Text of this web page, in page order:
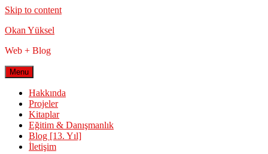
Skip to content
Okan Yüksel
Web + Blog
Menu
Hakkında
Projeler
Kitaplar
Eğitim & Danışmanlık
Blog [13. Yıl]
İletişim